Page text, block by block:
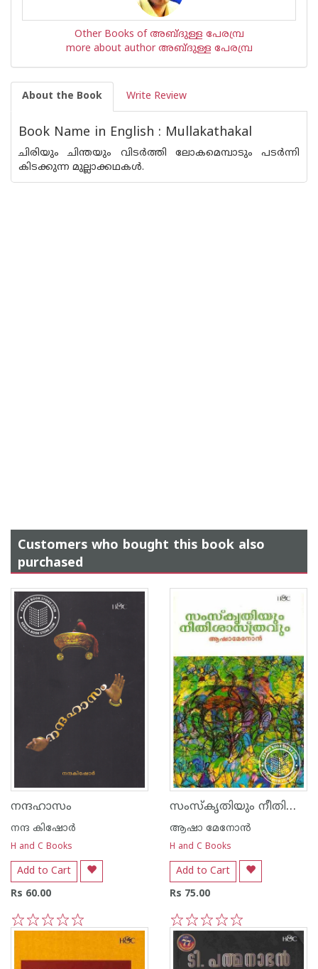
Other Books of അബ്ദുള്ള പേരമ്പ്ര
more about author അബ്ദുള്ള പേരമ്പ്ര
About the Book Write Review
Book Name in English : Mullakathakal
ചിരിയും ചിന്തയും വിടര്‍ത്തി ലോകമെമ്പാടും പടര്‍ന്നി
കിടക്കുന്ന മുല്ലാക്കഥകള്‍.
Customers who bought this book also
purchased
നന്ദഹാസം
നന്ദ‌ കിഷോര്‍
H and C Books
Add to Cart
Rs 60.00
5
4
3
2
1
സംസ്കൃതിയും നീതിശാസ്ത്രവും
ആഷാ മേനോന്‍
H and C Books
Add to Cart
Rs 75.00
5
4
3
2
1